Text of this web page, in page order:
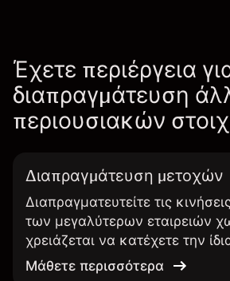
Έχετε περιέργεια
διαπραγμάτευση
περιουσιακών
Διαπραγμάτευση μετοχών
Διαπραγματευτείτε τις
των μεγαλύτερων εταιρειών
χρειάζεται να κατέχετε την
Μάθετε περισσότερα